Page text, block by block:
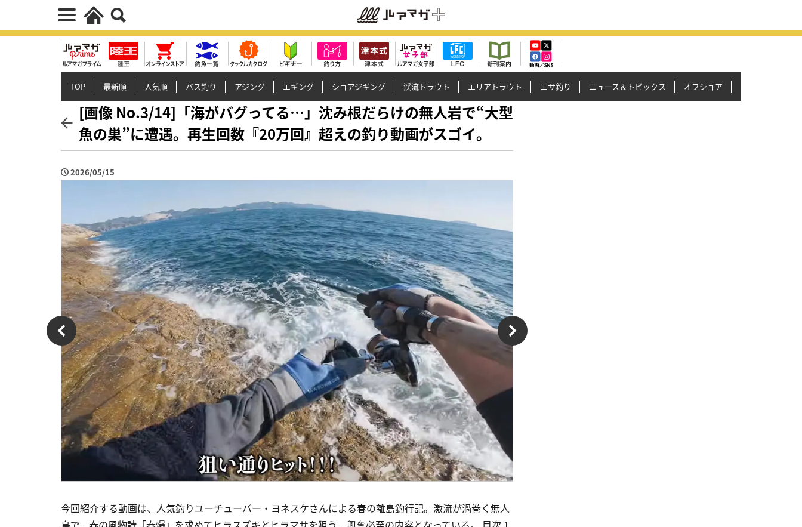
TOP 最新順 人気順 バス釣り アジング エギング ショアジギング 渓流トラウト エリアトラウト エサ釣り ニュース＆トピックス オフショア
[画像 No.3/14]「海がバグってる…」沈み根だらけの無人岩で“大型
魚の巣”に遭遇。再生回数『20万回』超えの釣り動画がスゴイ。
2026/05/15
今回紹介する動画は、人気釣りユーチューバー・ヨネスケさんによる春の離島釣行記。激流が渦巻く無人